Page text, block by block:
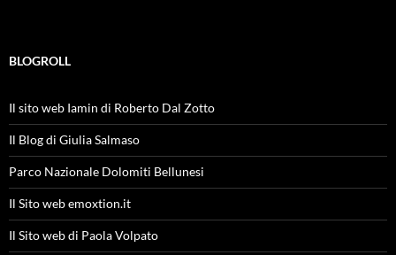
BLOGROLL
Il sito web Iamin di Roberto Dal Zotto
Il Blog di Giulia Salmaso
Parco Nazionale Dolomiti Bellunesi
Il Sito web emoxtion.it
Il Sito web di Paola Volpato